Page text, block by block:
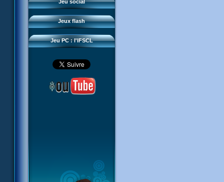
Jeu social
Jeux flash
Sector 2 Escape
Jeu PC : l'IFSCL
Téléchargements
Réseau IFSCL